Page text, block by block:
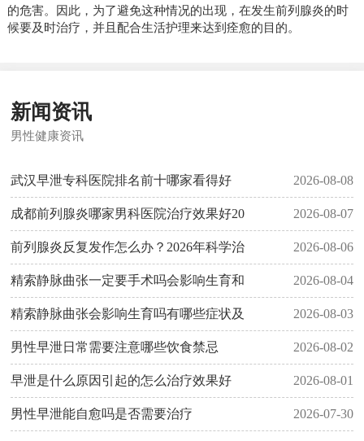
的危害。因此，为了避免这种情况的出现，在发生前列腺炎的时
候要及时治疗，并且配合生活护理来达到痊愈的目的。
新闻资讯
男性健康资讯
武汉早泄专科医院排名前十哪家看得好 2026-08-08
成都前列腺炎哪家男科医院治疗效果好20 2026-08-07
前列腺炎反复发作怎么办？2026年科学治 2026-08-06
精索静脉曲张一定要手术吗会影响生育和 2026-08-04
精索静脉曲张会影响生育吗有哪些症状及 2026-08-03
男性早泄日常需要注意哪些饮食禁忌 2026-08-02
早泄是什么原因引起的怎么治疗效果好 2026-08-01
男性早泄能自愈吗是否需要治疗 2026-07-30